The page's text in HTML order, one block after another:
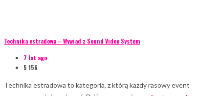
Technika estradowa – Wywiad z Sound Video System
7 lat ago
5 156
Technika estradowa to kategoria, z którą każdy rasowy event